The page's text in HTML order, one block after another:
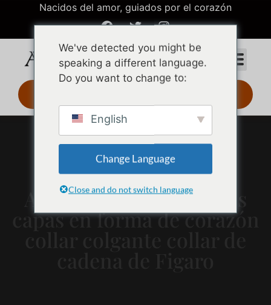
Nacidos del amor, guiados por el corazón
Acero inoxidable de tres
capas en forma de corazón
We've detected you might be
speaking a different language.
Do you want to change to:
English
Change Language
Close and do not switch language